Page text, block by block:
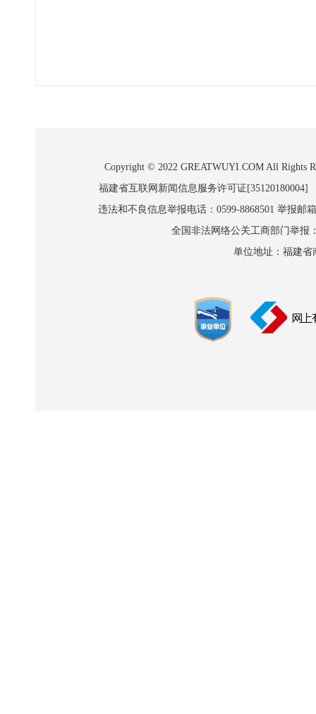
Copyright © 2022 GREATWUYI.COM All Rights
福建省互联网新闻信息服务许可证
违法和不良信息举报电话：0599-8868501 举报邮
全国非法网络公关工商部门举报
单位地址：福建省